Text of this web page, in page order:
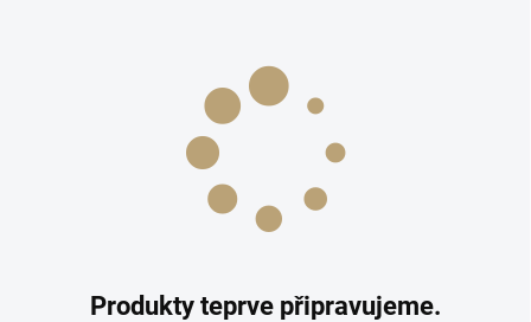
Produkty teprve připravujeme.